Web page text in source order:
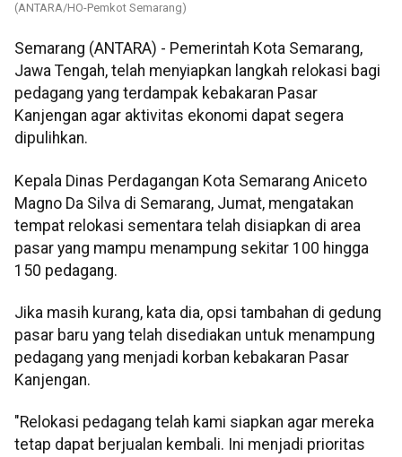
(ANTARA/HO-Pemkot Semarang)
Semarang (ANTARA) - Pemerintah Kota Semarang,
Jawa Tengah, telah menyiapkan langkah relokasi bagi
pedagang yang terdampak kebakaran Pasar
Kanjengan agar aktivitas ekonomi dapat segera
dipulihkan.
Kepala Dinas Perdagangan Kota Semarang Aniceto
Magno Da Silva di Semarang, Jumat, mengatakan
tempat relokasi sementara telah disiapkan di area
pasar yang mampu menampung sekitar 100 hingga
150 pedagang.
Jika masih kurang, kata dia, opsi tambahan di gedung
pasar baru yang telah disediakan untuk menampung
pedagang yang menjadi korban kebakaran Pasar
Kanjengan.
"Relokasi pedagang telah kami siapkan agar mereka
tetap dapat berjualan kembali. Ini menjadi prioritas